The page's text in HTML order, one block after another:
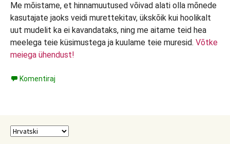
Me mõistame, et hinnamuutused võivad alati olla mõnede
kasutajate jaoks veidi murettekitav, ükskõik kui hoolikalt
uut mudelit ka ei kavandataks, ning me aitame teid hea
meelega teie küsimustega ja kuulame teie muresid. Võtke
meiega ühendust!
Komentiraj